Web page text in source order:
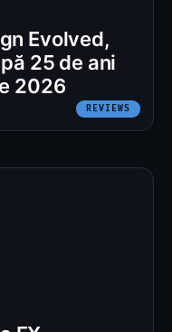
Evolved,
25 de ani
2026
REVIEWS